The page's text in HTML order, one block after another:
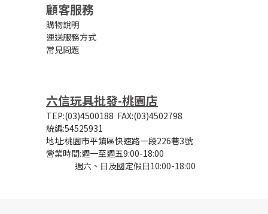
顧客服務
購物說明
運送服務方式
常見問題
六信玩具批發-桃園店
TEP:(03)4500188 FAX:(03)4502798
統編:54525931
地址:桃園市平鎮區快速路一段226巷3號
營業時間:週一至週五9:00-18:00
週六、日及國定假日10:00-18:00